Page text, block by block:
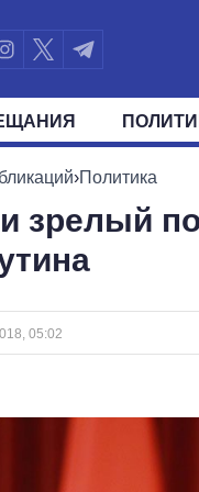
ПРЕЗИДЕНТ И
›Политика
зрелый
05:02